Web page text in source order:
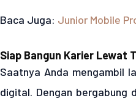
Baca Juga: Junior Mobile
Siap Bangun Karier Lewat
Saatnya Anda mengambil
digital. Dengan bergabung